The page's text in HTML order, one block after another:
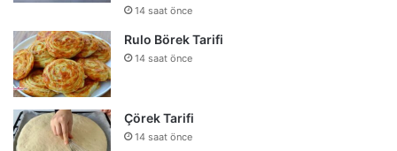
14 saat önce
Rulo Börek Tarifi
14 saat önce
Çörek Tarifi
14 saat önce